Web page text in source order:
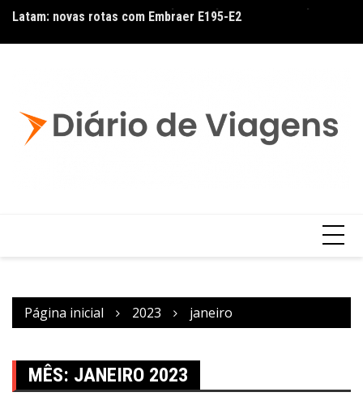
Latam: novas rotas com Embraer E195-E2
Página inicial 2023 janeiro
MÊS: JANEIRO 2023